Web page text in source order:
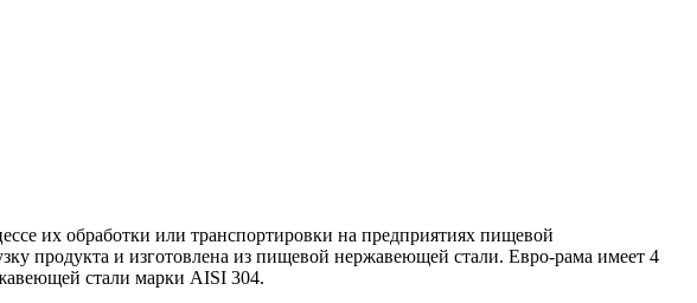
их обработки или транспортировки на предприятиях пищевой
продукта и изготовлена из пищевой нержавеющей стали. Евро-рама имеет 4
стали марки AISI 304.